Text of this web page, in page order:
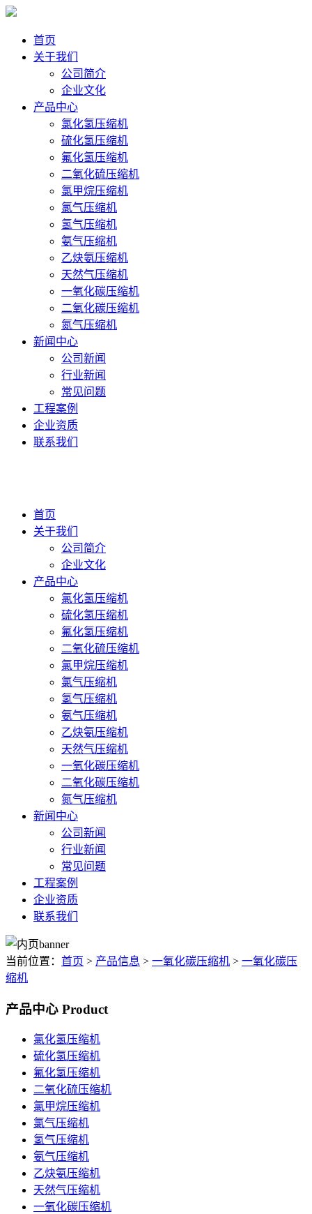
首页
关于我们
公司简介
企业文化
产品中心
氯化氢压缩机
硫化氢压缩机
氟化氢压缩机
二氧化硫压缩机
氯甲烷压缩机
氯气压缩机
氢气压缩机
氨气压缩机
乙炔氨压缩机
天然气压缩机
一氧化碳压缩机
二氧化碳压缩机
氮气压缩机
新闻中心
公司新闻
行业新闻
常见问题
工程案例
企业资质
联系我们
首页
关于我们
公司简介
企业文化
产品中心
氯化氢压缩机
硫化氢压缩机
氟化氢压缩机
二氧化硫压缩机
氯甲烷压缩机
氯气压缩机
氢气压缩机
氨气压缩机
乙炔氨压缩机
天然气压缩机
一氧化碳压缩机
二氧化碳压缩机
氮气压缩机
新闻中心
公司新闻
行业新闻
常见问题
工程案例
企业资质
联系我们
当前位置： 首页 > 产品信息 > 一氧化碳压缩机 > 一氧化碳压
缩机
产品中心 Product
氯化氢压缩机
硫化氢压缩机
氟化氢压缩机
二氧化硫压缩机
氯甲烷压缩机
氯气压缩机
氢气压缩机
氨气压缩机
乙炔氨压缩机
天然气压缩机
一氧化碳压缩机